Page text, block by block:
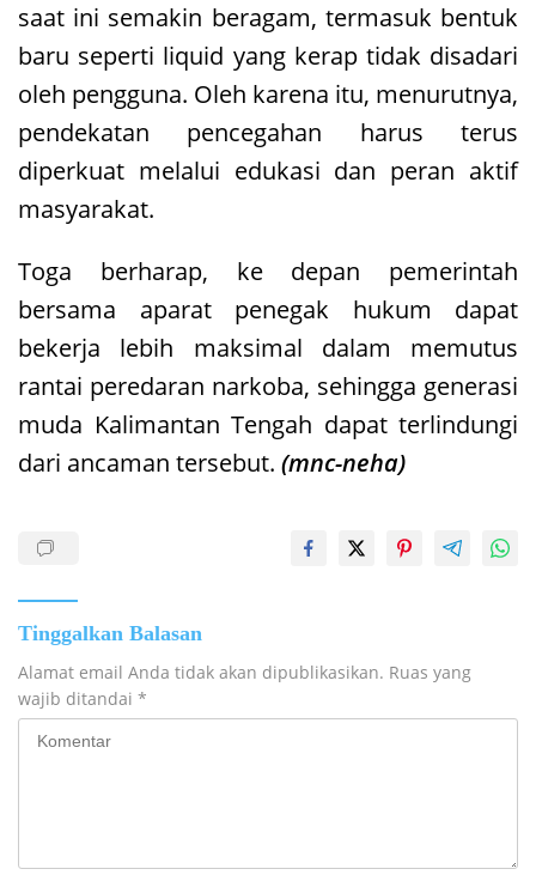
saat ini semakin beragam, termasuk bentuk
baru seperti liquid yang kerap tidak disadari
oleh pengguna. Oleh karena itu, menurutnya,
pendekatan pencegahan harus terus
diperkuat melalui edukasi dan peran aktif
masyarakat.
Toga berharap, ke depan pemerintah
bersama aparat penegak hukum dapat
bekerja lebih maksimal dalam memutus
rantai peredaran narkoba, sehingga generasi
muda Kalimantan Tengah dapat terlindungi
dari ancaman tersebut. (mnc-neha)
Tinggalkan Balasan
Alamat email Anda tidak akan dipublikasikan. Ruas yang
wajib ditandai *